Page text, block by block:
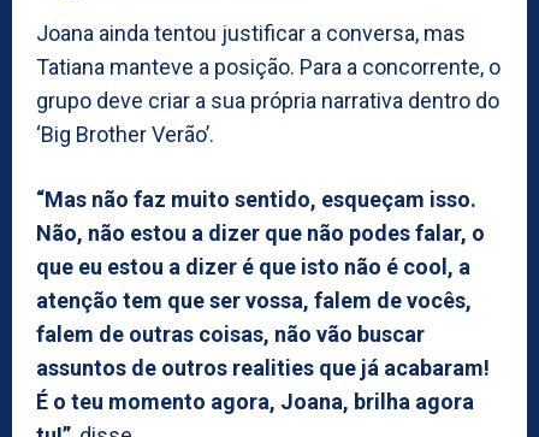
Joana ainda tentou justificar a conversa, mas
Tatiana manteve a posição. Para a concorrente, o
grupo deve criar a sua própria narrativa dentro do
‘Big Brother Verão’.
“Mas não faz muito sentido, esqueçam isso.
Não, não estou a dizer que não podes falar, o
que eu estou a dizer é que isto não é cool, a
atenção tem que ser vossa, falem de vocês,
falem de outras coisas, não vão buscar
assuntos de outros realities que já acabaram!
É o teu momento agora, Joana, brilha agora